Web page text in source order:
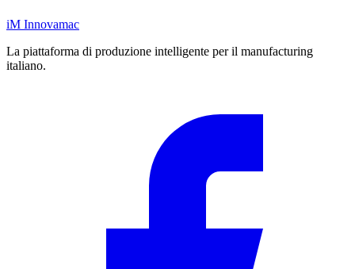
iM Innovamac
La piattaforma di produzione intelligente per il manufacturing
italiano.